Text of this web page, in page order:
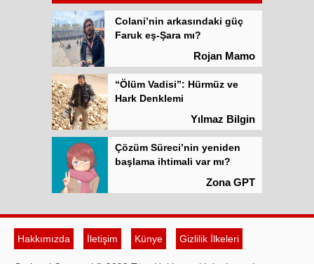
Colani’nin arkasındaki güç
Faruk eş-Şara mı?
Rojan Mamo
“Ölüm Vadisi”: Hürmüz ve
Hark Denklemi
Yılmaz Bilgin
Çözüm Süreci’nin yeniden
başlama ihtimali var mı?
Zona GPT
Atilla Yüceak
Hakkımızda İletişim Künye Gizlilik İlkeleri